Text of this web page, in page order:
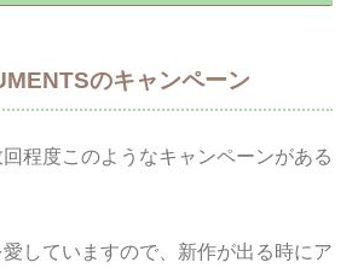
のキャンペーン
程度このようなキャンペーンがある
していますので、新作が出る時にア